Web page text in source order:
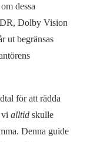
dessa
Dolby Vision
ut begränsas
för att rädda
vi alltid skulle
Denna guide